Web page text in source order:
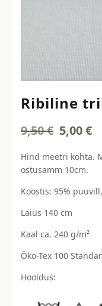
Ribiline
9,50€ Algne
hind
oli:
9,50 €.
5,00€
is:
Hind meetri kohta.
ostusamm 10cm.
Koostis: 95%
Laius 140 cm
Kaal ca. 240 g/m²
Öko-Tex 100
Hooldus: